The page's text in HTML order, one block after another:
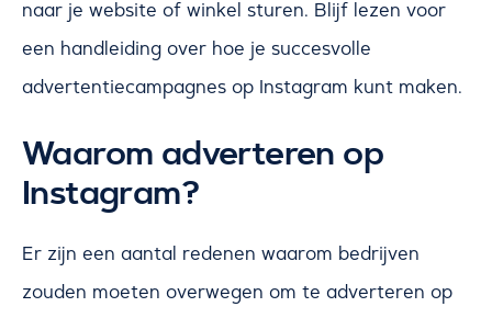
naar je website of winkel sturen. Blijf lezen voor
een handleiding over hoe je succesvolle
advertentiecampagnes op Instagram kunt maken.
Waarom adverteren op
Instagram?
Er zijn een aantal redenen waarom bedrijven
zouden moeten overwegen om te adverteren op